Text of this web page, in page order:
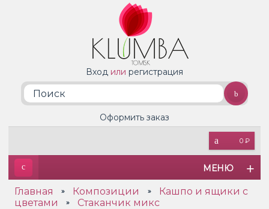
Вход или регистрация
0 ₽
Оформить заказ
МЕНЮ
Главная » Композиции »
Кашпо и ящики с
цветами
» Стаканчик микс